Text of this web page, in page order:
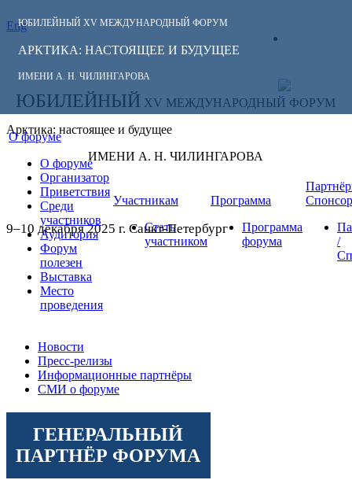
ЮБИЛЕЙНЫЙ XV МЕЖДУНАРОДНЫЙ ФОРУМ
АРКТИКА: НАСТОЯЩЕЕ И БУДУЩЕЕ
ИМЕНИ А. Н. ЧИЛИНГАРОВА
Eng
СЛЕДИТЕ ЗА
НОВОСТЯМИ
ФОРУМА:
ЮБИЛЕЙНЫЙ XV МЕЖДУНАРОДНЫЙ ФОРУМ
Арктика: настоящее и будущее
ИМЕНИ А. Н. ЧИЛИНГАРОВА
9–10 декабря 2025 г. Санкт-Петербург
О форуме
О форуме
Организатор
Приветствия
Среди
участников
Аудитория
Форум
полезен
Выставка
Место
проведения
Участникам
Стать
участником
Программа
Программа
форума
/
Новости
Пресс-релизы
Информационные партнёры
СМИ о форуме
ГЕНЕРАЛЬНЫЙ
ПАРТНЁР ФОРУМА